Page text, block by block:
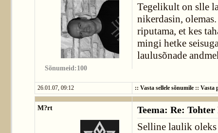
Sõnumeid:100
Tegelikult on slle
nikerdasin,
riputama, et kes
mingi hetke
laulusõnade
26.01.07, 09:12 :: Vasta sellele sõnumile:: Vasta
M?rt Teema: Re: Tohter
Selline laulik